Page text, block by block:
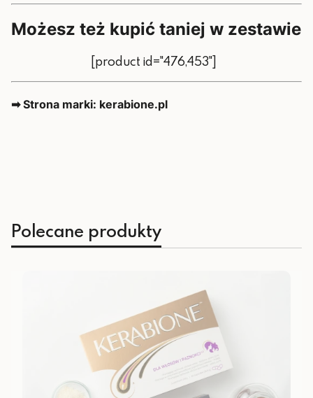
Możesz też kupić taniej w zestawie
[product id="476,453"]
➡ Strona marki: kerabione.pl
Polecane produkty